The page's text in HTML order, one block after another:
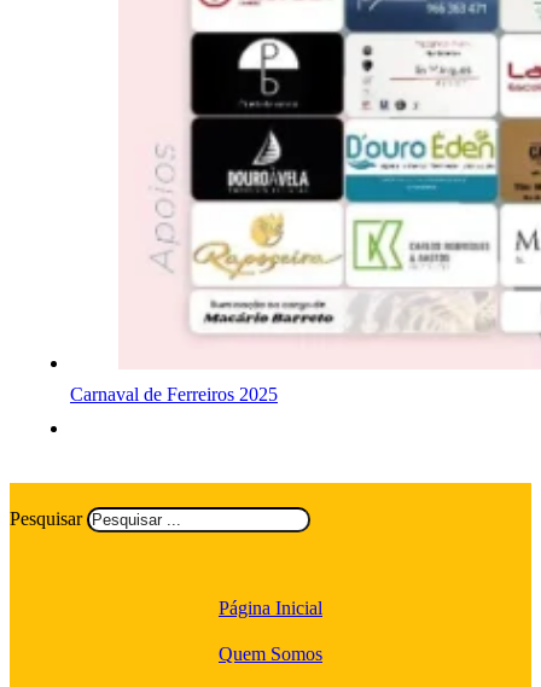
Carnaval de Ferreiros 2025
Pesquisar
Página Inicial
Quem Somos